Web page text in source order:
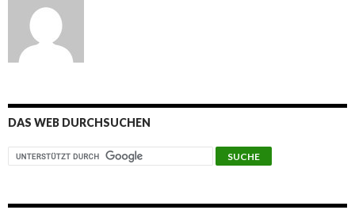
DAS WEB DURCHSUCHEN